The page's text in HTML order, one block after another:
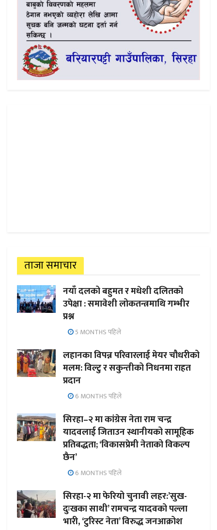
ताजा समाचार
नयाँ दलको बहुमत र मधेशी दलितको
उपेक्षा : समावेशी लोकतन्त्रमाथि गम्भीर
प्रश्न
5 MONTHS पहिले
लहानका विपन्न परिवारलाई मेयर चौधरीको
मलम: विल्टु र सकुन्तीको निधनमा राहत
प्रदान
6 MONTHS पहिले
सिरहा–२ मा कांग्रेस नेता राम चन्द्र
यादवलाई जिताउन स्थानीयको सामूहिक
प्रतिबद्धता; ‘विकासप्रेमी नेताको विकल्प
छैन’
6 MONTHS पहिले
सिरहा-२ मा फेरियो चुनावी लहर:’सुख-
दुःखका साथी’ रामचन्द्र यादवको पल्ला
भारी, ‘टुरिस्ट नेता’ विरुद्ध जनआक्रोश